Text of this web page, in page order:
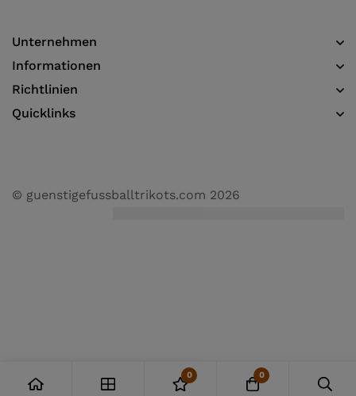
Unternehmen
Informationen​
Richtlinien
Quicklinks
© guenstigefussballtrikots.com 2026
0 0